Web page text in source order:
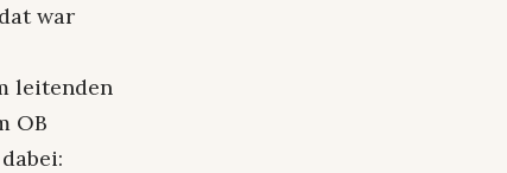
war
leitenden
OB